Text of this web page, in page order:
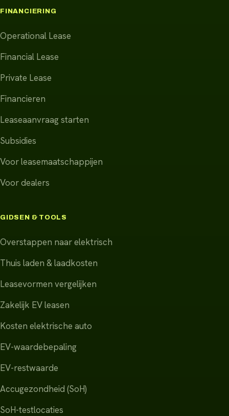
FINANCIERING
Operational Lease
Financial Lease
Private Lease
Financieren
Leaseaanvraag starten
Subsidies
Voor leasemaatschappijen
Voor dealers
GIDSEN & TOOLS
Overstappen naar elektrisch
Thuis laden & laadkosten
Leasevormen vergelijken
Zakelijk EV leasen
Kosten elektrische auto
EV-waardebepaling
EV-restwaarde
Accugezondheid (SoH)
SoH-testlocaties